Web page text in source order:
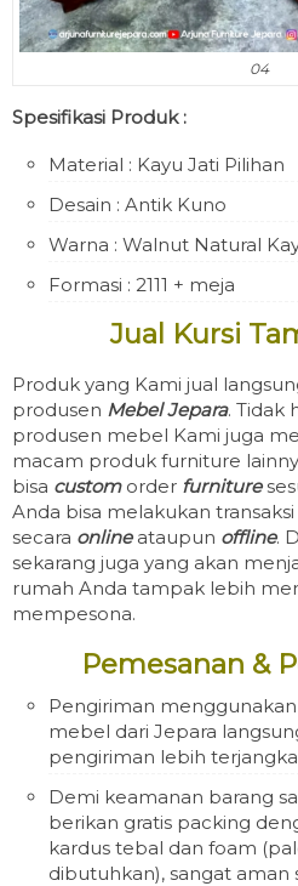
04
Spesifikasi Produk :
Material : Kayu Jati Pilihan
Desain : Antik Kuno
Warna : Walnut Natural
Formasi : 2111 + meja
Jual Kursi
Produk yang Kami jual
produsen Mebel Jepara. Tidak
produsen mebel Kami juga
macam produk furniture
bisa customorder furniture
Anda bisa melakukan transaksi
secara online ataupun offline.
sekarang juga yang akan
rumah Anda tampak lebih
mempesona.
Pemesanan &
Pengiriman menggunakan
mebel dari Jepara
pengiriman lebih
Demi keamanan barang
berikan gratis packing
kardus tebal dan foam
dibutuhkan), sangat aman